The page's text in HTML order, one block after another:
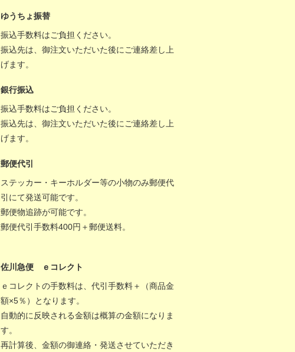
ゆうちょ振替
振込手数料はご負担ください。
振込先は、御注文いただいた後にご連絡差し上
げます。
銀行振込
振込手数料はご負担ください。
振込先は、御注文いただいた後にご連絡差し上
げます。
郵便代引
ステッカー・キーホルダー等の小物のみ郵便代
引にて発送可能です。
郵便物追跡が可能です。
郵便代引手数料400円＋郵便送料。
佐川急便 ｅコレクト
ｅコレクトの手数料は、代引手数料＋（商品金
額×5％）となります。
自動的に反映される金額は概算の金額になりま
す。
再計算後、金額の御連絡・発送させていただき